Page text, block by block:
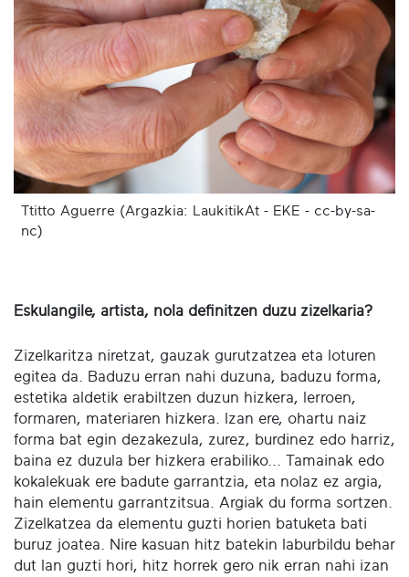
Ttitto Aguerre (Argazkia: LaukitikAt - EKE - cc-by-sa-
nc)
Eskulangile, artista, nola definitzen duzu zizelkaria?
Zizelkaritza niretzat, gauzak gurutzatzea eta loturen
egitea da. Baduzu erran nahi duzuna, baduzu forma,
estetika aldetik erabiltzen duzun hizkera, lerroen,
formaren, materiaren hizkera. Izan ere, ohartu naiz
forma bat egin dezakezula, zurez, burdinez edo harriz,
baina ez duzula ber hizkera erabiliko... Tamainak edo
kokalekuak ere badute garrantzia, eta nolaz ez argia,
hain elementu garrantzitsua. Argiak du forma sortzen.
Zizelkatzea da elementu guzti horien batuketa bati
buruz joatea. Nire kasuan hitz batekin laburbildu behar
dut lan guzti hori, hitz horrek gero nik erran nahi izan